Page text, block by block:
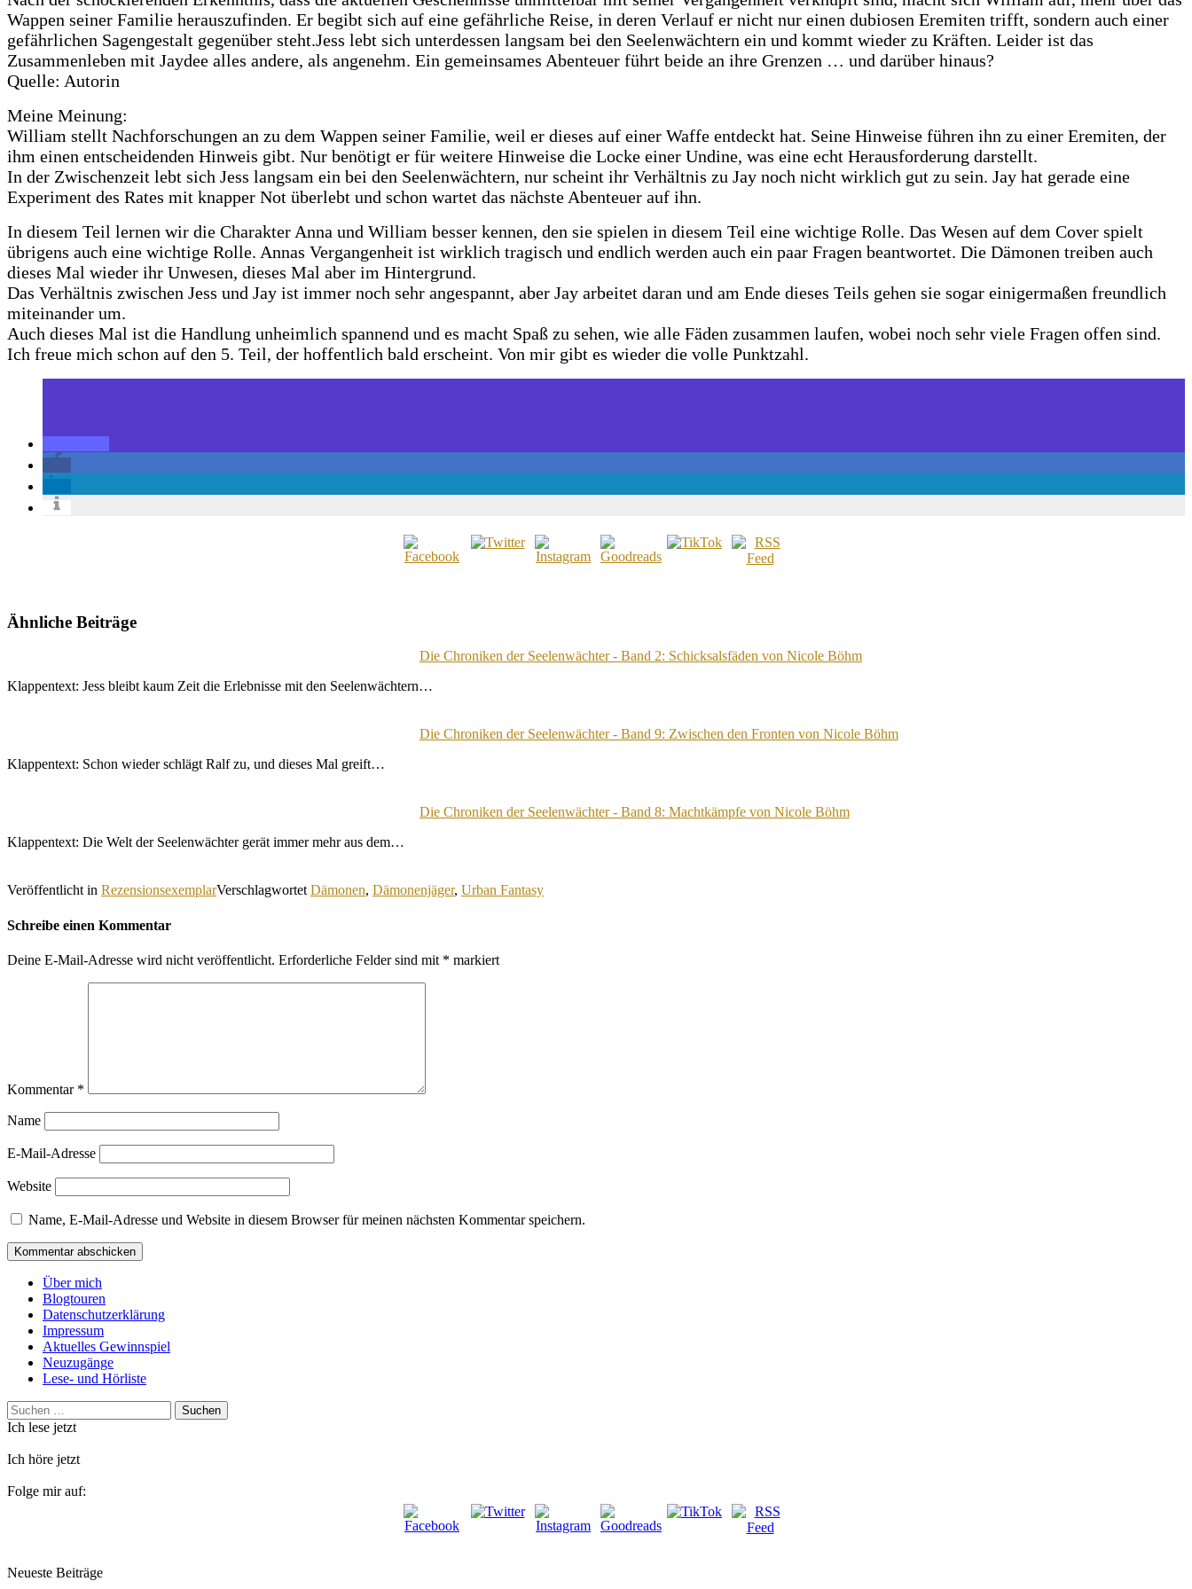
Wappen seiner Familie herauszufinden. Er begibt sich auf eine gefährliche Reise, in deren Verlauf er nicht nur einen dubiosen Eremiten trifft, sondern auch einer
gefährlichen Sagengestalt gegenüber steht.Jess lebt sich unterdessen langsam bei den Seelenwächtern ein und kommt wieder zu Kräften. Leider ist das
Zusammenleben mit Jaydee alles andere, als angenehm. Ein gemeinsames Abenteuer führt beide an ihre Grenzen … und darüber hinaus?
Quelle: Autorin
Meine Meinung:
William stellt Nachforschungen an zu dem Wappen seiner Familie, weil er dieses auf einer Waffe entdeckt hat. Seine Hinweise führen ihn zu einer Eremiten, der
ihm einen entscheidenden Hinweis gibt. Nur benötigt er für weitere Hinweise die Locke einer Undine, was eine echt Herausforderung darstellt.
In der Zwischenzeit lebt sich Jess langsam ein bei den Seelenwächtern, nur scheint ihr Verhältnis zu Jay noch nicht wirklich gut zu sein. Jay hat gerade eine
Experiment des Rates mit knapper Not überlebt und schon wartet das nächste Abenteuer auf ihn.
In diesem Teil lernen wir die Charakter Anna und William besser kennen, den sie spielen in diesem Teil eine wichtige Rolle. Das Wesen auf dem Cover spielt
übrigens auch eine wichtige Rolle. Annas Vergangenheit ist wirklich tragisch und endlich werden auch ein paar Fragen beantwortet. Die Dämonen treiben auch
dieses Mal wieder ihr Unwesen, dieses Mal aber im Hintergrund.
Das Verhältnis zwischen Jess und Jay ist immer noch sehr angespannt, aber Jay arbeitet daran und am Ende dieses Teils gehen sie sogar einigermaßen freundlich
miteinander um.
Auch dieses Mal ist die Handlung unheimlich spannend und es macht Spaß zu sehen, wie alle Fäden zusammen laufen, wobei noch sehr viele Fragen offen sind.
Ich freue mich schon auf den 5. Teil, der hoffentlich bald erscheint. Von mir gibt es wieder die volle Punktzahl.
Ähnliche Beiträge
Die Chroniken der Seelenwächter - Band 2: Schicksalsfäden von Nicole Böhm
Klappentext: Jess bleibt kaum Zeit die Erlebnisse mit den Seelenwächtern…
Die Chroniken der Seelenwächter - Band 9: Zwischen den Fronten von Nicole Böhm
Klappentext: Schon wieder schlägt Ralf zu, und dieses Mal greift…
Die Chroniken der Seelenwächter - Band 8: Machtkämpfe von Nicole Böhm
Klappentext: Die Welt der Seelenwächter gerät immer mehr aus dem…
Veröffentlicht in RezensionsexemplarVerschlagwortet Dämonen, Dämonenjäger, Urban Fantasy
Schreibe einen Kommentar
Deine E-Mail-Adresse wird nicht veröffentlicht. Erforderliche Felder sind mit * markiert
Kommentar *
Name
E-Mail-Adresse
Website
Name, E-Mail-Adresse und Website in diesem Browser für meinen nächsten Kommentar speichern.
Über mich
Blogtouren
Datenschutzerklärung
Impressum
Aktuelles Gewinnspiel
Neuzugänge
Lese- und Hörliste
Suchen
nach:
Ich lese jetzt
Ich höre jetzt
Folge mir auf:
Neueste Beiträge